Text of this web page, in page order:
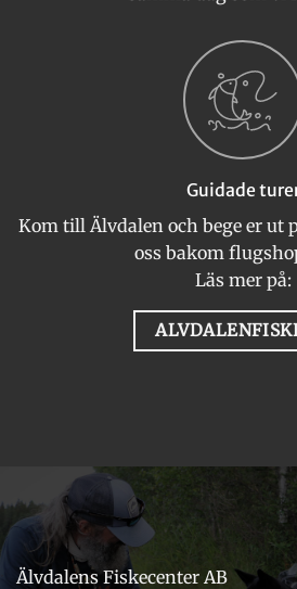
Guidade
Kom till Älvdalen och bege er ut
oss bakom
Läs mer på:
Älvdalens Fiskecenter AB